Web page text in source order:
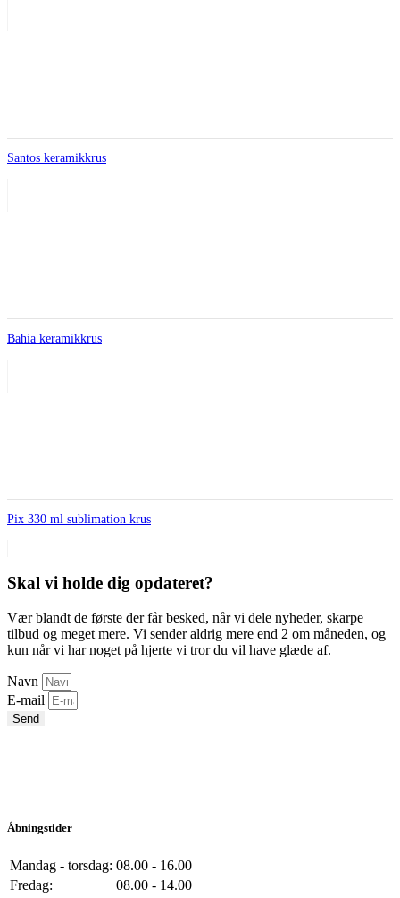
Santos keramikkrus
Bahia keramikkrus
Pix 330 ml sublimation krus
Skal vi holde dig opdateret?
Vær blandt de første der får besked, når vi dele nyheder, skarpe
tilbud og meget mere. Vi sender aldrig mere end 2 om måneden, og
kun når vi har noget på hjerte vi tror du vil have glæde af.
Navn
E-mail
Send
Åbningstider
Mandag - torsdag: 08.00 - 16.00
Fredag:
08.00 - 14.00